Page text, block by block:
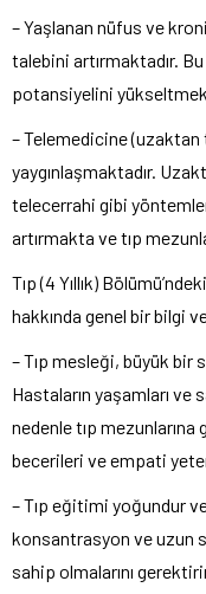
– Yaşlanan nüfus ve
talebini artırmaktadır.
potansiyelini
– Telemedicine (uzaktan
yaygınlaşmaktadır.
telecerrahi gibi
artırmakta ve tıp
Tıp (4 Yıllık)
hakkında genel bir bilgi
– Tıp mesleği, büyük bir
Hastaların yaşamları ve
nedenle tıp
becerileri ve empati
– Tıp eğitimi yoğundur
konsantrasyon ve uzun
sahip olmalarını